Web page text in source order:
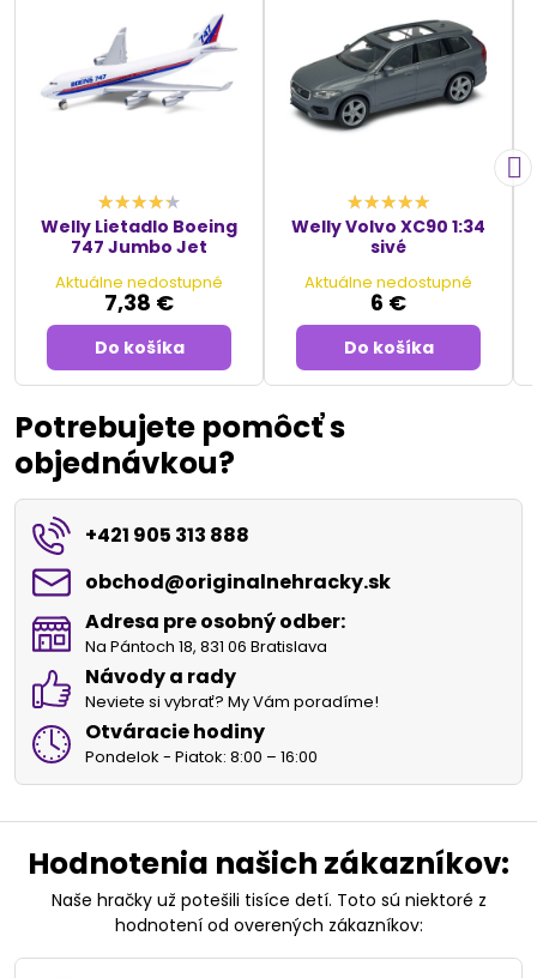
Welly Lietadlo Boeing
747 Jumbo Jet
Aktuálne nedostupné
7,38 €
Do košíka
Welly Volvo XC90 1:34
sivé
Aktuálne nedostupné
6 €
Do košíka
Potrebujete pomôcť s
objednávkou?
+421 905 313 888
obchod​@originalnehracky​.sk
Adresa pre osobný odber:
Na Pántoch 18, 831 06 Bratislava
Návody a rady
Neviete si vybrať? My Vám poradíme!
Otváracie hodiny
Pondelok - Piatok: 8:00 – 16:00
Hodnotenia našich zákazníkov:
Naše hračky už potešili tisíce detí. Toto sú niektoré z
hodnotení od overených zákazníkov: